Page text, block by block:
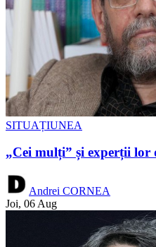
SITUAȚIUNEA
„Cei mulți” și experții lor
Andrei CORNEA
Joi, 06 Aug